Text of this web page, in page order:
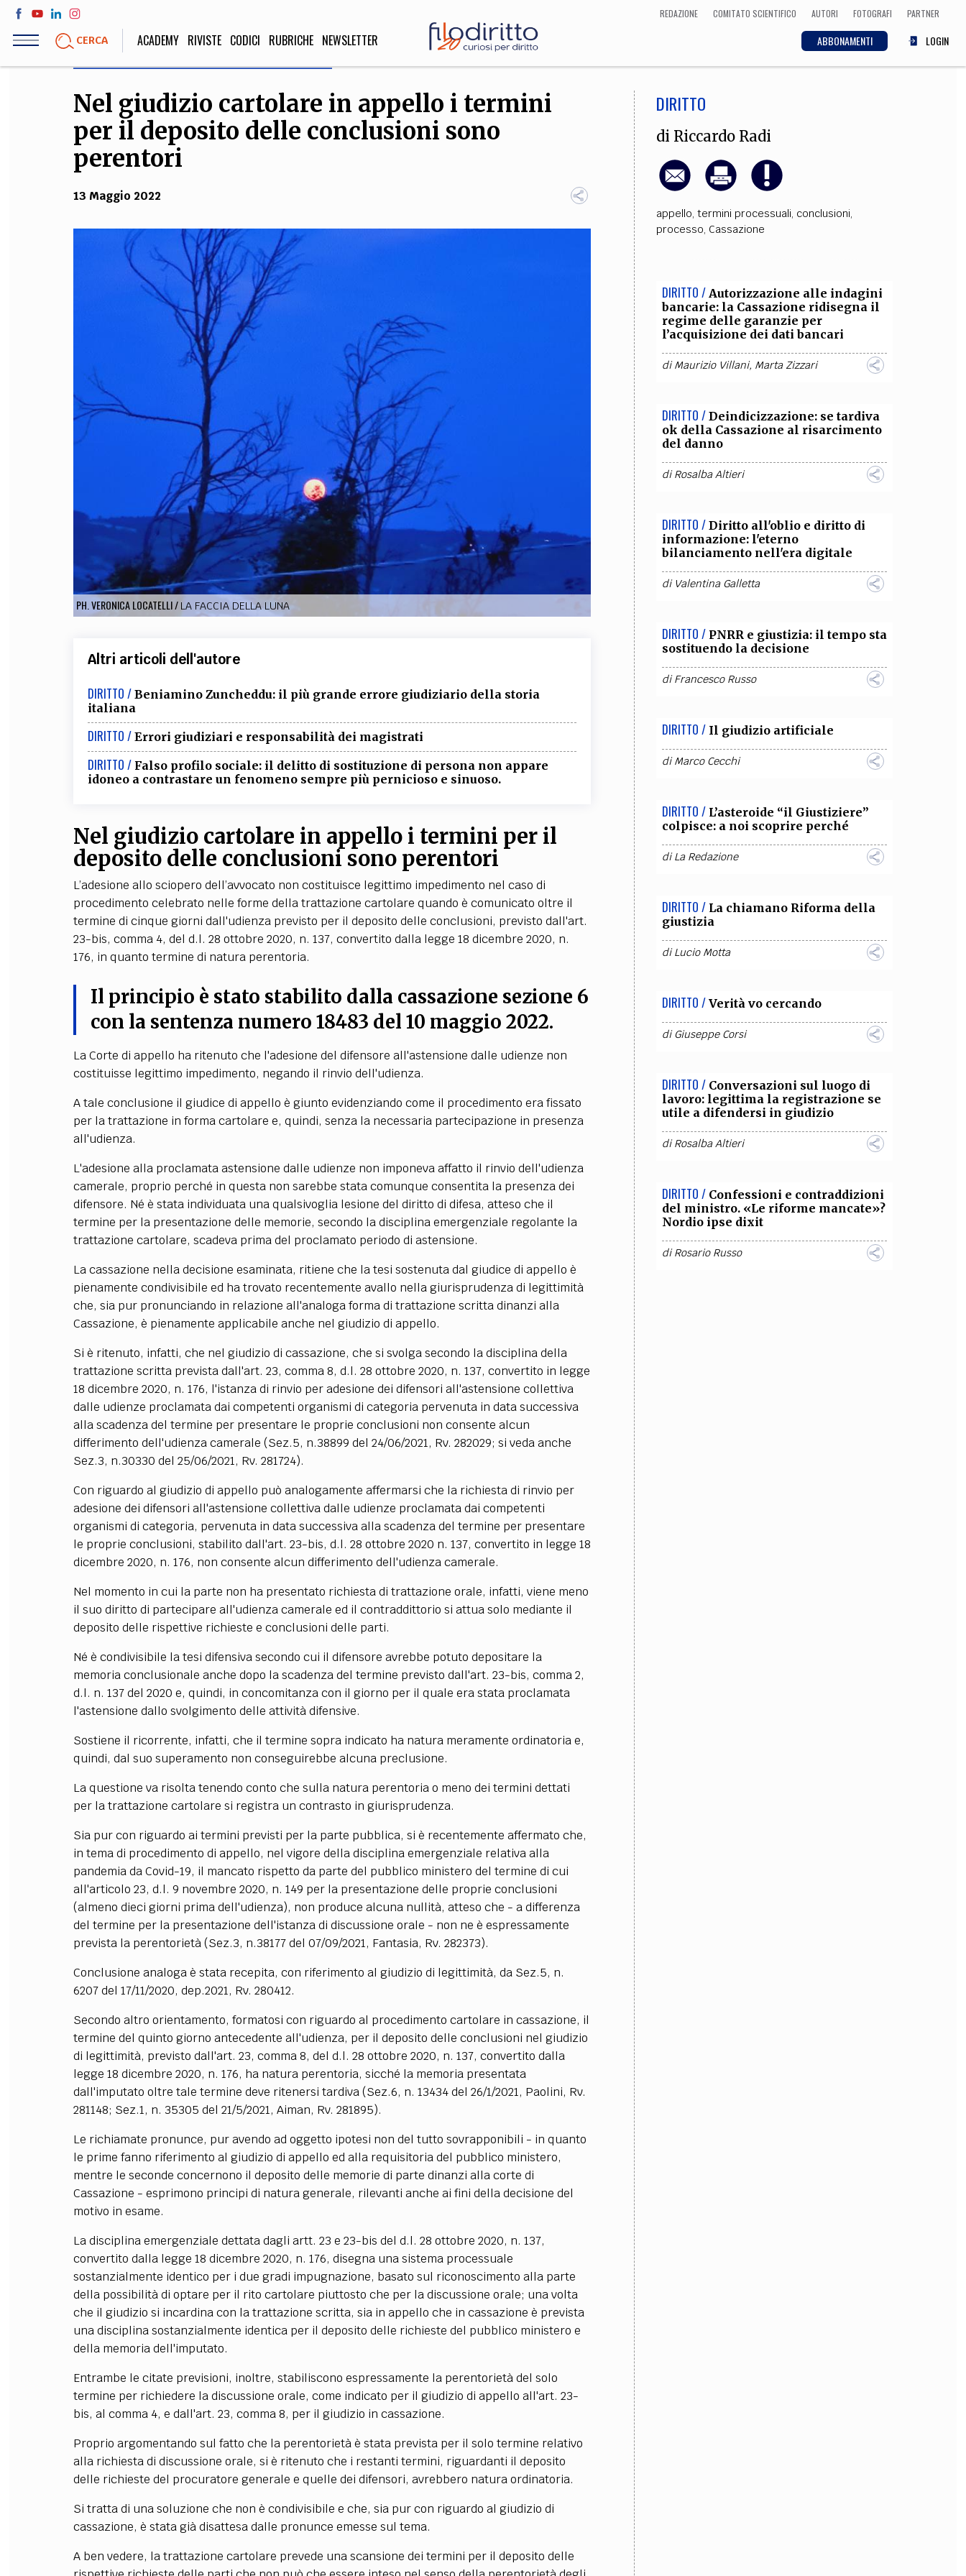
Salta
contenuto
REDAZIONE COMITATO SCIENTIFICO AUTORI FOTOGRAFI PARTNER
CERCA ABBONAMENTI LOGIN
ACADEMY RIVISTE CODICI RUBRICHE NEWSLETTER
LIFE STYLE
Sport, Cucina, Viaggi,
Moda
SOCIETÀ
Politica, Attualità,
DIRITTO ECONOMIA
STORIA E FILOSOFIA
Scienze storiche,
umanistiche, Religione
INNOVAZIONE CULTURA
Arte, Cinema, Musica,
REDAZIONE COMITATO SCIENTIFICO COLLABORA CON NOI
CODICI RUBRICHE LIBRI
SOCIAL MEDIA
Nel giudizio cartolare in appello i termini
per il deposito delle conclusioni sono
perentori
13 Maggio 2022
PH. VERONICA LOCATELLI/ LA FACCIA DELLA LUNA
Altri articoli dell'autore
DIRITTO / Beniamino Zuncheddu: il più grande errore giudiziario della storia
italiana
DIRITTO / Errori giudiziari e responsabilità dei magistrati
DIRITTO / Falso profilo sociale: il delitto di sostituzione di persona non appare
idoneo a contrastare un fenomeno sempre più pernicioso e sinuoso.
Nel giudizio cartolare in appello i termini per il
deposito delle conclusioni sono perentori
L’adesione allo sciopero dell’avvocato non costituisce legittimo impedimento nel caso di
procedimento celebrato nelle forme della trattazione cartolare quando è comunicato oltre il
termine di cinque giorni dall'udienza previsto per il deposito delle conclusioni, previsto dall'art.
23-bis, comma 4, del d.l. 28 ottobre 2020, n. 137, convertito dalla legge 18 dicembre 2020, n.
176, in quanto termine di natura perentoria.
Il principio è stato stabilito dalla cassazione sezione 6
con la sentenza numero 18483 del 10 maggio 2022.
La Corte di appello ha ritenuto che l'adesione del difensore all'astensione dalle udienze non
costituisse legittimo impedimento, negando il rinvio dell'udienza.
A tale conclusione il giudice di appello è giunto evidenziando come il procedimento era fissato
per la trattazione in forma cartolare e, quindi, senza la necessaria partecipazione in presenza
all'udienza.
L'adesione alla proclamata astensione dalle udienze non imponeva affatto il rinvio dell'udienza
camerale, proprio perché in questa non sarebbe stata comunque consentita la presenza dei
difensore. Né è stata individuata una qualsivoglia lesione del diritto di difesa, atteso che il
termine per la presentazione delle memorie, secondo la disciplina emergenziale regolante la
trattazione cartolare, scadeva prima del proclamato periodo di astensione.
La cassazione nella decisione esaminata, ritiene che la tesi sostenuta dal giudice di appello è
pienamente condivisibile ed ha trovato recentemente avallo nella giurisprudenza di legittimità
che, sia pur pronunciando in relazione all'analoga forma di trattazione scritta dinanzi alla
Cassazione, è pienamente applicabile anche nel giudizio di appello.
Si è ritenuto, infatti, che nel giudizio di cassazione, che si svolga secondo la disciplina della
trattazione scritta prevista dall'art. 23, comma 8, d.l. 28 ottobre 2020, n. 137, convertito in legge
18 dicembre 2020, n. 176, l'istanza di rinvio per adesione dei difensori all'astensione collettiva
dalle udienze proclamata dai competenti organismi di categoria pervenuta in data successiva
alla scadenza del termine per presentare le proprie conclusioni non consente alcun
differimento dell'udienza camerale (Sez.5, n.38899 del 24/06/2021, Rv. 282029; si veda anche
Sez.3, n.30330 del 25/06/2021, Rv. 281724).
Con riguardo al giudizio di appello può analogamente affermarsi che la richiesta di rinvio per
adesione dei difensori all'astensione collettiva dalle udienze proclamata dai competenti
organismi di categoria, pervenuta in data successiva alla scadenza del termine per presentare
le proprie conclusioni, stabilito dall'art. 23-bis, d.l. 28 ottobre 2020 n. 137, convertito in legge 18
dicembre 2020, n. 176, non consente alcun differimento dell'udienza camerale.
Nel momento in cui la parte non ha presentato richiesta di trattazione orale, infatti, viene meno
il suo diritto di partecipare all'udienza camerale ed il contraddittorio si attua solo mediante il
deposito delle rispettive richieste e conclusioni delle parti.
Né è condivisibile la tesi difensiva secondo cui il difensore avrebbe potuto depositare la
memoria conclusionale anche dopo la scadenza del termine previsto dall'art. 23-bis, comma 2,
d.l. n. 137 del 2020 e, quindi, in concomitanza con il giorno per il quale era stata proclamata
l'astensione dallo svolgimento delle attività difensive.
Sostiene il ricorrente, infatti, che il termine sopra indicato ha natura meramente ordinatoria e,
quindi, dal suo superamento non conseguirebbe alcuna preclusione.
La questione va risolta tenendo conto che sulla natura perentoria o meno dei termini dettati
per la trattazione cartolare si registra un contrasto in giurisprudenza.
Sia pur con riguardo ai termini previsti per la parte pubblica, si è recentemente affermato che,
in tema di procedimento di appello, nel vigore della disciplina emergenziale relativa alla
pandemia da Covid-19, il mancato rispetto da parte del pubblico ministero del termine di cui
all'articolo 23, d.l. 9 novembre 2020, n. 149 per la presentazione delle proprie conclusioni
(almeno dieci giorni prima dell'udienza), non produce alcuna nullità, atteso che - a differenza
del termine per la presentazione dell'istanza di discussione orale - non ne è espressamente
prevista la perentorietà (Sez.3, n.38177 del 07/09/2021, Fantasia, Rv. 282373).
Conclusione analoga è stata recepita, con riferimento al giudizio di legittimità, da Sez.5, n.
6207 del 17/11/2020, dep.2021, Rv. 280412.
Secondo altro orientamento, formatosi con riguardo al procedimento cartolare in cassazione, il
termine del quinto giorno antecedente all'udienza, per il deposito delle conclusioni nel giudizio
di legittimità, previsto dall'art. 23, comma 8, del d.l. 28 ottobre 2020, n. 137, convertito dalla
legge 18 dicembre 2020, n. 176, ha natura perentoria, sicché la memoria presentata
dall'imputato oltre tale termine deve ritenersi tardiva (Sez.6, n. 13434 del 26/1/2021, Paolini, Rv.
281148; Sez.1, n. 35305 del 21/5/2021, Aiman, Rv. 281895).
Le richiamate pronunce, pur avendo ad oggetto ipotesi non del tutto sovrapponibili - in quanto
le prime fanno riferimento al giudizio di appello ed alla requisitoria del pubblico ministero,
mentre le seconde concernono il deposito delle memorie di parte dinanzi alla corte di
Cassazione - esprimono principi di natura generale, rilevanti anche ai fini della decisione del
motivo in esame.
La disciplina emergenziale dettata dagli artt. 23 e 23-bis del d.l. 28 ottobre 2020, n. 137,
convertito dalla legge 18 dicembre 2020, n. 176, disegna una sistema processuale
sostanzialmente identico per i due gradi impugnazione, basato sul riconoscimento alla parte
della possibilità di optare per il rito cartolare piuttosto che per la discussione orale; una volta
che il giudizio si incardina con la trattazione scritta, sia in appello che in cassazione è prevista
una disciplina sostanzialmente identica per il deposito delle richieste del pubblico ministero e
della memoria dell'imputato.
Entrambe le citate previsioni, inoltre, stabiliscono espressamente la perentorietà del solo
termine per richiedere la discussione orale, come indicato per il giudizio di appello all'art. 23-
bis, al comma 4, e dall'art. 23, comma 8, per il giudizio in cassazione.
Proprio argomentando sul fatto che la perentorietà è stata prevista per il solo termine relativo
alla richiesta di discussione orale, si è ritenuto che i restanti termini, riguardanti il deposito
delle richieste del procuratore generale e quelle dei difensori, avrebbero natura ordinatoria.
Si tratta di una soluzione che non è condivisibile e che, sia pur con riguardo al giudizio di
cassazione, è stata già disattesa dalle pronunce emesse sul tema.
A ben vedere, la trattazione cartolare prevede una scansione dei termini per il deposito delle
DIRITTO
di Riccardo Radi
appello, termini processuali, conclusioni,
processo, Cassazione
DIRITTO / Autorizzazione alle indagini
bancarie: la Cassazione ridisegna il
regime delle garanzie per
l’acquisizione dei dati bancari
diMaurizio Villani, Marta Zizzari
DIRITTO / Deindicizzazione: se tardiva
ok della Cassazione al risarcimento
del danno
diRosalba Altieri
DIRITTO / Diritto all'oblio e diritto di
informazione: l'eterno
bilanciamento nell'era digitale
di Valentina Galletta
DIRITTO / PNRR e giustizia: il tempo sta
sostituendo la decisione
diFrancesco Russo
DIRITTO / Il giudizio artificiale
diMarco Cecchi
DIRITTO / L’asteroide “il Giustiziere”
colpisce: a noi scoprire perché
diLa Redazione
DIRITTO / La chiamano Riforma della
giustizia
diLucio Motta
DIRITTO / Verità vo cercando
diGiuseppe Corsi
DIRITTO / Conversazioni sul luogo di
lavoro: legittima la registrazione se
utile a difendersi in giudizio
diRosalba Altieri
DIRITTO / Confessioni e contraddizioni
del ministro. «Le riforme mancate»?
Nordio ipse dixit
diRosario Russo